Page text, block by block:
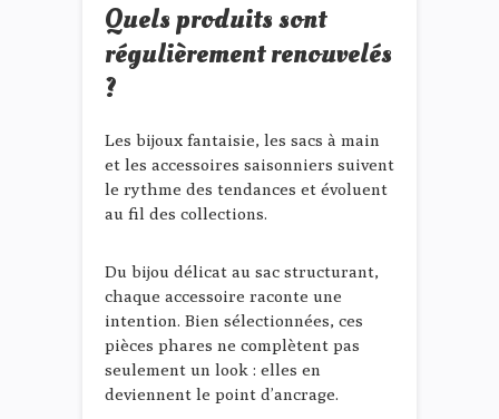
Quels produits sont
régulièrement renouvelés
?
Les bijoux fantaisie, les sacs à main
et les accessoires saisonniers suivent
le rythme des tendances et évoluent
au fil des collections.
Du bijou délicat au sac structurant,
chaque accessoire raconte une
intention. Bien sélectionnées, ces
pièces phares ne complètent pas
seulement un look : elles en
deviennent le point d’ancrage.